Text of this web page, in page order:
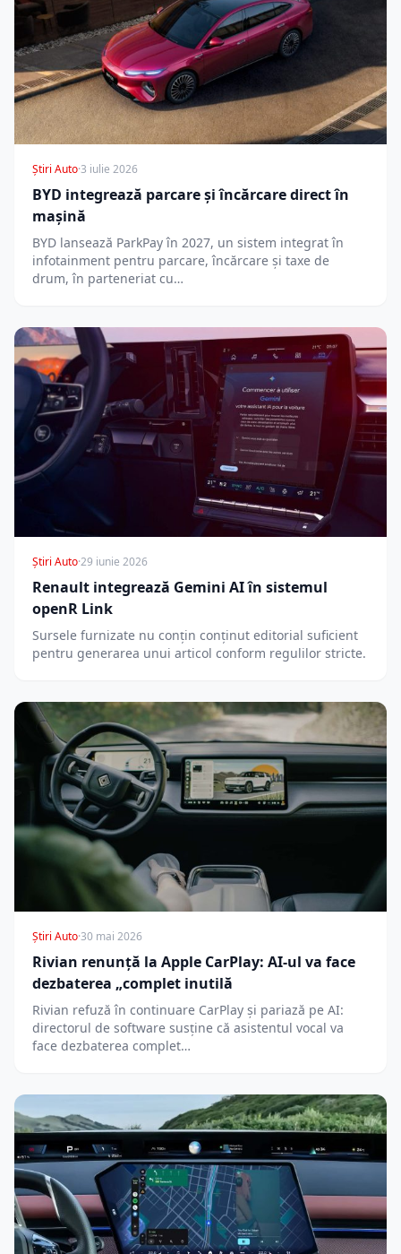
Știri Auto·3 iulie 2026
BYD integrează parcare și încărcare direct în
mașină
BYD lansează ParkPay în 2027, un sistem integrat în
infotainment pentru parcare, încărcare și taxe de
drum, în parteneriat cu…
Știri Auto·29 iunie 2026
Renault integrează Gemini AI în sistemul
openR Link
Sursele furnizate nu conțin conținut editorial suficient
pentru generarea unui articol conform regulilor stricte.
Știri Auto·30 mai 2026
Rivian renunță la Apple CarPlay: AI-ul va face
dezbaterea „complet inutilă
Rivian refuză în continuare CarPlay și pariază pe AI:
directorul de software susține că asistentul vocal va
face dezbaterea complet…